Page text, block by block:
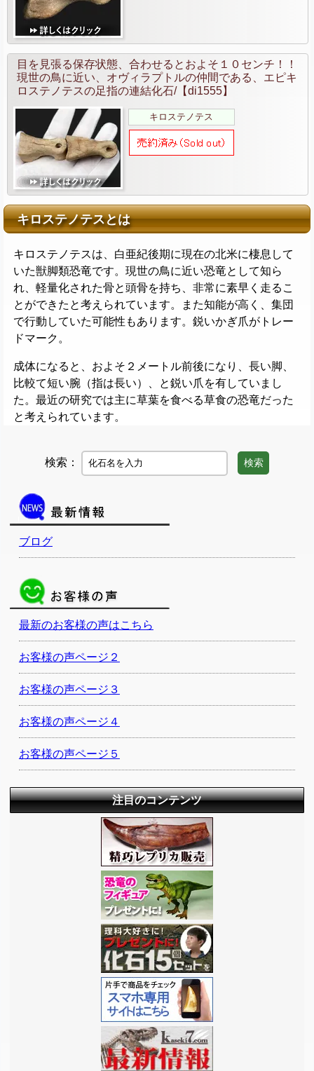
目を見張る保存状態、合わせるとおよそ１０センチ！！
現世の鳥に近い、オヴィラプトルの仲間である、エピキ
ロステノテスの足指の連結化石/【di1555】
キロステノテス
キロステノテスとは
キロステノテスは、白亜紀後期に現在の北米に棲息して
いた獣脚類恐竜です。現世の鳥に近い恐竜として知ら
れ、軽量化された骨と頭骨を持ち、非常に素早く走るこ
とができたと考えられています。また知能が高く、集団
で行動していた可能性もあります。鋭いかぎ爪がトレー
ドマーク。
成体になると、およそ２メートル前後になり、長い脚、
比較て短い腕（指は長い）、と鋭い爪を有していまし
た。最近の研究では主に草葉を食べる草食の恐竜だった
と考えられています。
検索： 検索
ブログ
最新のお客様の声はこちら
お客様の声ページ２
お客様の声ページ３
お客様の声ページ４
お客様の声ページ５
注目のコンテンツ